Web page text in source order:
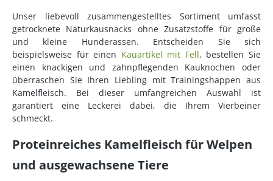
Unser liebevoll zusammengestelltes Sortiment umfasst
getrocknete Naturkausnacks ohne Zusatzstoffe für große
und kleine Hunderassen. Entscheiden Sie sich
beispielsweise für einen Kauartikel mit Fell, bestellen Sie
einen knackigen und zahnpflegenden Kauknochen oder
überraschen Sie Ihren Liebling mit Trainingshappen aus
Kamelfleisch. Bei dieser umfangreichen Auswahl ist
garantiert eine Leckerei dabei, die Ihrem Vierbeiner
schmeckt.
Proteinreiches Kamelfleisch für Welpen
und ausgewachsene Tiere